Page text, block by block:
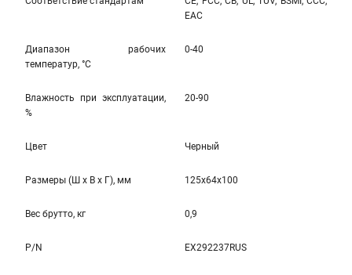
EAC
Диапазон рабочих
температур, °С
0-40
Влажность при эксплуатации,
%
20-90
Цвет Черный
Размеры (Ш x В x Г), мм 125x64x100
Вес брутто, кг 0,9
P/N EX292237RUS